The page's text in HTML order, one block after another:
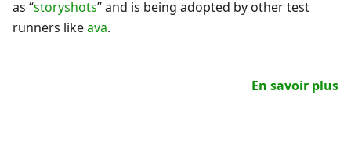
as “storyshots” and is being adopted by other test
runners likeava.
En savoir plus